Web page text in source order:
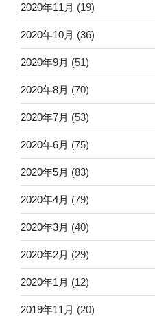
2020年11月 (19)
2020年10月 (36)
2020年9月 (51)
2020年8月 (70)
2020年7月 (53)
2020年6月 (75)
2020年5月 (83)
2020年4月 (79)
2020年3月 (40)
2020年2月 (29)
2020年1月 (12)
2019年11月 (20)